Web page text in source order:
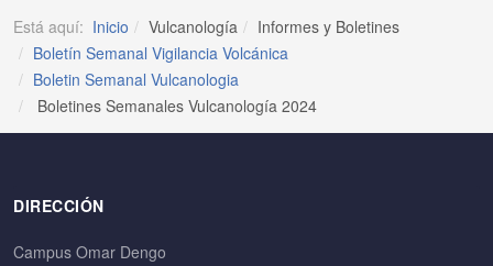
Está aquí: Inicio Vulcanología
Informes y Boletines
Boletín Semanal Vigilancia Volcánica
Boletin Semanal Vulcanologia
Boletines Semanales Vulcanología 2024
DIRECCIÓN
Campus Omar Dengo